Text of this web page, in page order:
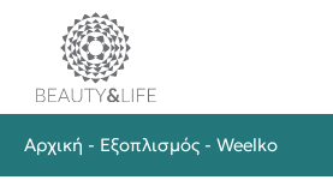
Αρχική - Εξοπλισμός - Weelko